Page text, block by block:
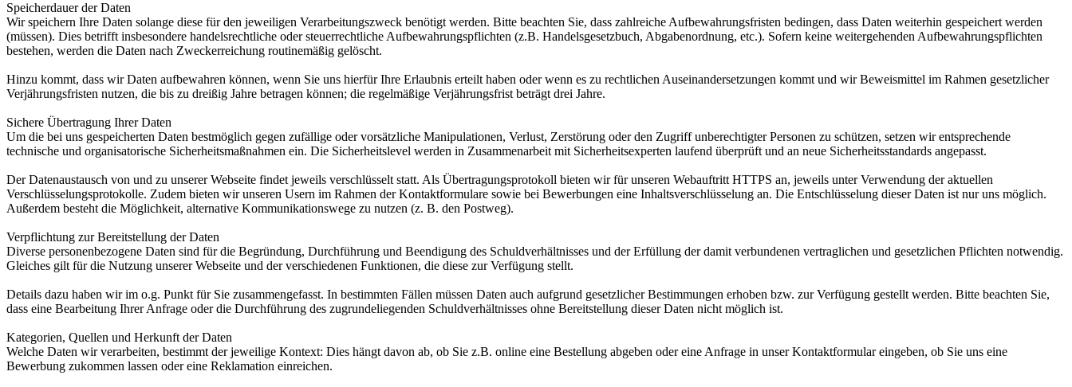
Speicherdauer der Daten
Wir speichern Ihre Daten solange diese für den jeweiligen Verarbeitungszweck benötigt werden. Bitte beachten Sie, dass zahlreiche Aufbewahrungsfristen bedingen, dass Daten weiterhin gespeichert werden
(müssen). Dies betrifft insbesondere handelsrechtliche oder steuerrechtliche Aufbewahrungspflichten (z.B. Handelsgesetzbuch, Abgabenordnung, etc.). Sofern keine weitergehenden Aufbewahrungspflichten
bestehen, werden die Daten nach Zweckerreichung routinemäßig gelöscht.
Hinzu kommt, dass wir Daten aufbewahren können, wenn Sie uns hierfür Ihre Erlaubnis erteilt haben oder wenn es zu rechtlichen Auseinandersetzungen kommt und wir Beweismittel im Rahmen gesetzlicher
Verjährungsfristen nutzen, die bis zu dreißig Jahre betragen können; die regelmäßige Verjährungsfrist beträgt drei Jahre.
Sichere Übertragung Ihrer Daten
Um die bei uns gespeicherten Daten bestmöglich gegen zufällige oder vorsätzliche Manipulationen, Verlust, Zerstörung oder den Zugriff unberechtigter Personen zu schützen, setzen wir entsprechende
technische und organisatorische Sicherheitsmaßnahmen ein. Die Sicherheitslevel werden in Zusammenarbeit mit Sicherheitsexperten laufend überprüft und an neue Sicherheitsstandards angepasst.
Der Datenaustausch von und zu unserer Webseite findet jeweils verschlüsselt statt. Als Übertragungsprotokoll bieten wir für unseren Webauftritt HTTPS an, jeweils unter Verwendung der aktuellen
Verschlüsselungsprotokolle. Zudem bieten wir unseren Usern im Rahmen der Kontaktformulare sowie bei Bewerbungen eine Inhaltsverschlüsselung an. Die Entschlüsselung dieser Daten ist nur uns möglich.
Außerdem besteht die Möglichkeit, alternative Kommunikationswege zu nutzen (z. B. den Postweg).
Verpflichtung zur Bereitstellung der Daten
Diverse personenbezogene Daten sind für die Begründung, Durchführung und Beendigung des Schuldverhältnisses und der Erfüllung der damit verbundenen vertraglichen und gesetzlichen Pflichten notwendig.
Gleiches gilt für die Nutzung unserer Webseite und der verschiedenen Funktionen, die diese zur Verfügung stellt.
Details dazu haben wir im o.g. Punkt für Sie zusammengefasst. In bestimmten Fällen müssen Daten auch aufgrund gesetzlicher Bestimmungen erhoben bzw. zur Verfügung gestellt werden. Bitte beachten Sie,
dass eine Bearbeitung Ihrer Anfrage oder die Durchführung des zugrundeliegenden Schuldverhältnisses ohne Bereitstellung dieser Daten nicht möglich ist.
Kategorien, Quellen und Herkunft der Daten
Welche Daten wir verarbeiten, bestimmt der jeweilige Kontext: Dies hängt davon ab, ob Sie z.B. online eine Bestellung abgeben oder eine Anfrage in unser Kontaktformular eingeben, ob Sie uns eine
Bewerbung zukommen lassen oder eine Reklamation einreichen.